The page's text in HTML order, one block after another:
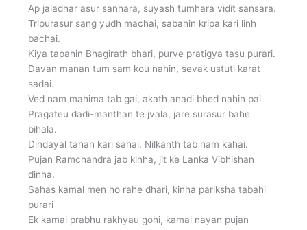
Ap jaladhar asur sanhara, suyash tumhara vidit sansara.
Tripurasur sang yudh machai, sabahin kripa kari linh
bachai.
Kiya tapahin Bhagirath bhari, purve pratigya tasu purari.
Davan manan tum sam kou nahin, sevak ustuti karat
sadai.
Ved nam mahima tab gai, akath anadi bhed nahin pai
Pragateu dadi-manthan te jvala, jare surasur bahe
bihala.
Dindayal tahan kari sahai, Nilkanth tab nam kahai.
Pujan Ramchandra jab kinha, jit ke Lanka Vibhishan
dinha.
Sahas kamal men ho rahe dhari, kinha pariksha tabahi
purari
Ek kamal prabhu rakhyau gohi, kamal nayan pujan